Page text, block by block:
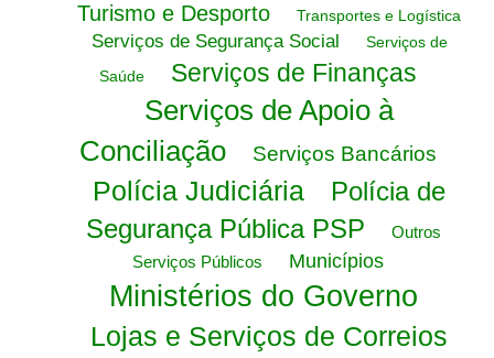
Turismo e Desporto Transportes e Logística
Serviços de Segurança Social
Serviços de
Saúde
Serviços de Finanças
Serviços de Apoio à
Conciliação
Serviços Bancários
Polícia Judiciária
Polícia de
Segurança Pública PSP
Outros
Serviços Públicos
Municípios
Ministérios do Governo
Lojas e Serviços de Correios